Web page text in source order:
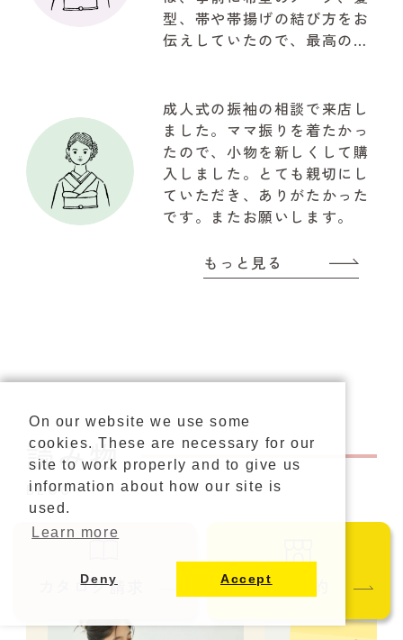
カタログ請求 ご来店予約
型、帯や帯揚げの結び方をお
伝えしていたので、最高の仕
以上の写真が取れて大満足で
した。関わって下さいました
『やまと』のスタッフの皆様
に感謝でいっぱいです!!!有難
うございました
成人式の振袖の相談で来店し
ました。ママ振りを着たかっ
たので、小物を新しくして購
入しました。とても親切にし
ていただき、ありがたかった
です。またお願いします。
もっと見る
読み物
BLOG
On our website we use some
cookies. These are necessary for our
site to work properly and to give us
information about how our site is
used.
Learn more
Deny Accept